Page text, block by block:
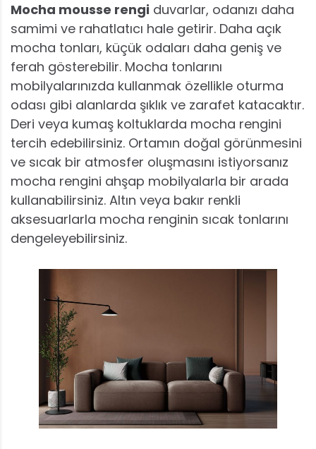
Mocha mousse rengi duvarlar, odanızı daha
samimi ve rahatlatıcı hale getirir. Daha açık
mocha tonları, küçük odaları daha geniş ve
ferah gösterebilir. Mocha tonlarını
mobilyalarınızda kullanmak özellikle oturma
odası gibi alanlarda şıklık ve zarafet katacaktır.
Deri veya kumaş koltuklarda mocha rengini
tercih edebilirsiniz. Ortamın doğal görünmesini
ve sıcak bir atmosfer oluşmasını istiyorsanız
mocha rengini ahşap mobilyalarla bir arada
kullanabilirsiniz. Altın veya bakır renkli
aksesuarlarla mocha renginin sıcak tonlarını
dengeleyebilirsiniz.